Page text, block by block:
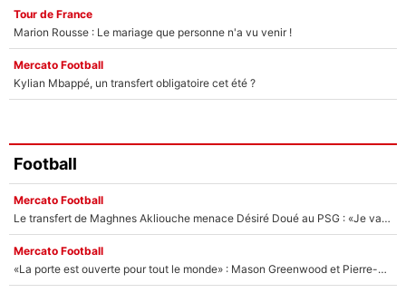
Tour de France
Marion Rousse : Le mariage que personne n'a vu venir !
Mercato Football
Kylian Mbappé, un transfert obligatoire cet été ?
Football
Mercato Football
Le transfert de Maghnes Akliouche menace Désiré Doué au PSG : «Je valide à 200%»
Mercato Football
«La porte est ouverte pour tout le monde» : Mason Greenwood et Pierre-Emerick Aubameyang ont quitté l'OM, Amine Gouiri balance sur la suite du mercato et sur la réaction du vestiaire !